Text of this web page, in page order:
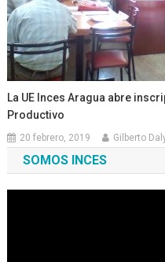
La UE Inces Aragua abre
Productivo
20 febrero, 2019 Gilberto
SOMOS INCES